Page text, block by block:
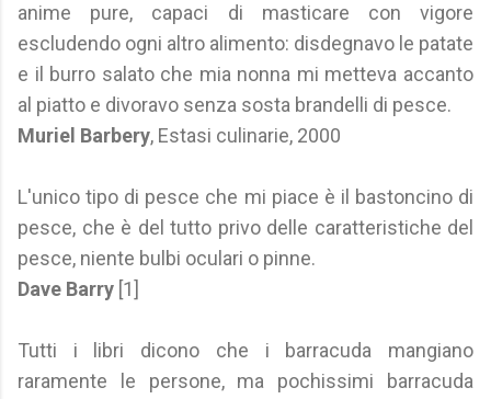
anime pure, capaci di masticare con vigore
escludendo ogni altro alimento: disdegnavo le patate
e il burro salato che mia nonna mi metteva accanto
al piatto e divoravo senza sosta brandelli di pesce.
Muriel Barbery, Estasi culinarie, 2000
L'unico tipo di pesce che mi piace è il bastoncino di
pesce, che è del tutto privo delle caratteristiche del
pesce, niente bulbi oculari o pinne.
Dave Barry [1]
Tutti i libri dicono che i barracuda mangiano
raramente le persone, ma pochissimi barracuda